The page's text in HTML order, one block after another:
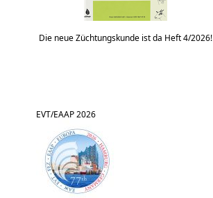
Die neue Züchtungskunde ist da Heft 4/2026!
EVT/EAAP 2026